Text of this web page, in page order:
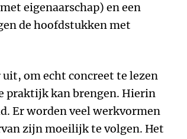
eigenaarschap) en een
de hoofdstukken met
om echt concreet te lezen
praktijk kan brengen. Hierin
Er worden veel werkvormen
zijn moeilijk te volgen. Het